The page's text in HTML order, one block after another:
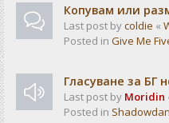
Копувам или
Last post bycoldie «
Posted in Give Me
Гласуване за БГ
Last post by Moridin
Posted in